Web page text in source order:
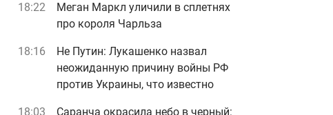
18:22
Меган Маркл уличили в сплетнях
про короля Чарльза
18:16
Не Путин: Лукашенко назвал
неожиданную причину войны РФ
против Украины, что известно
18:03 Саранча окрасила небо в черный: